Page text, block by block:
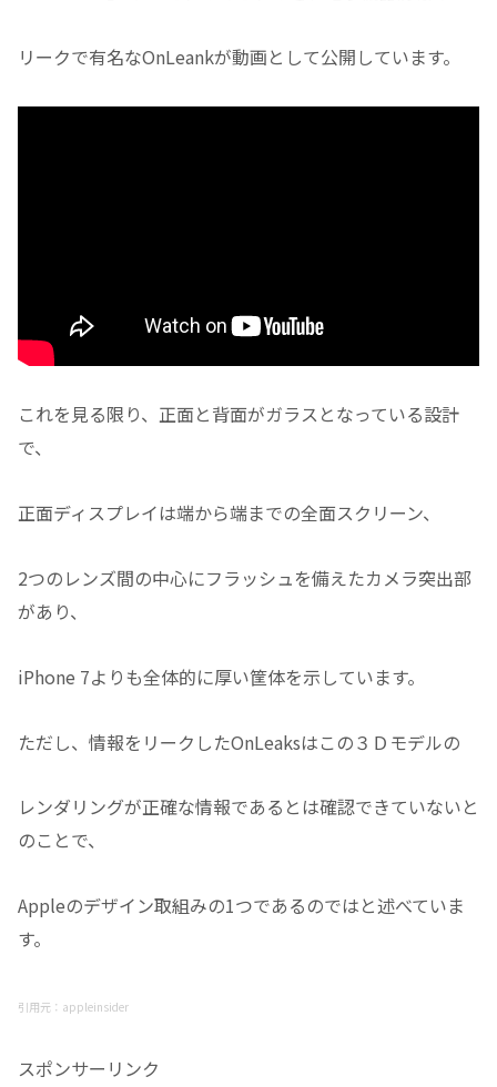
リークで有名なOnLeankが動画として公開しています。
これを見る限り、正面と背面がガラスとなっている設計
で、
正面ディスプレイは端から端までの全面スクリーン、
2つのレンズ間の中心にフラッシュを備えたカメラ突出部
があり、
iPhone 7よりも全体的に厚い筐体を示しています。
ただし、情報をリークしたOnLeaksはこの３Ｄモデルの
レンダリングが正確な情報であるとは確認できていないと
のことで、
Appleのデザイン取組みの1つであるのではと述べていま
す。
引用元：appleinsider
スポンサーリンク